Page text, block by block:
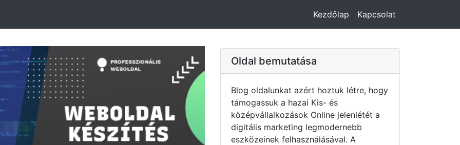
Kezdőlap Kapcsolat
Oldal bemutatása
Blog oldalunkat azért hoztuk létre, hogy
támogassuk a hazai Kis- és
középvállalkozások Online jelenlétét a
digitális marketing legmodernebb
eszközeinek felhasználásával. A